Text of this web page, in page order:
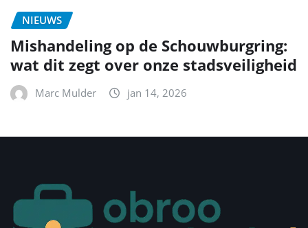
NIEUWS
Mishandeling op de Schouwburgring:
wat dit zegt over onze stadsveiligheid
Marc Mulder jan 14, 2026